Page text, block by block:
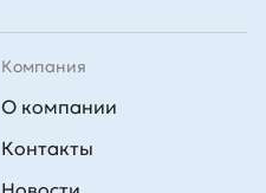
Компания
О компании
Контакты